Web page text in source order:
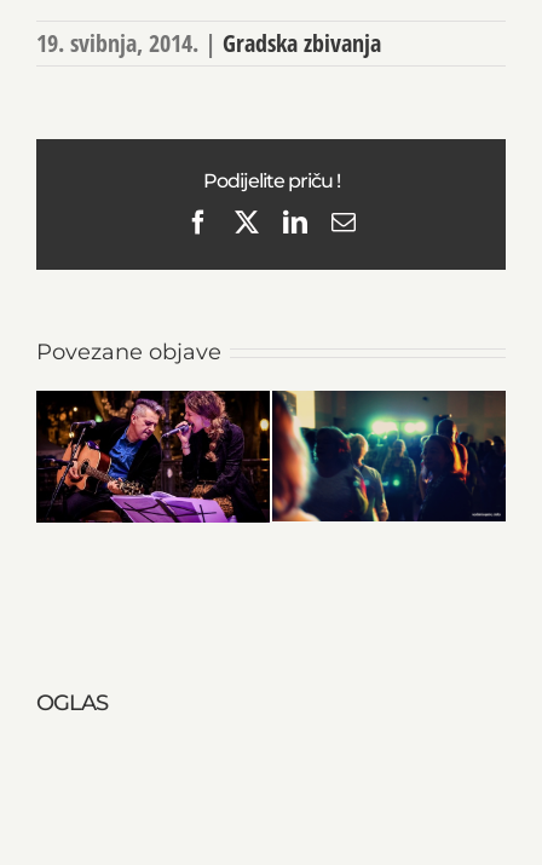
19. svibnja, 2014. | Gradska zbivanja
Podijelite priču !
FacebookLinkedIn
Email
Povezane objave
OGLAS